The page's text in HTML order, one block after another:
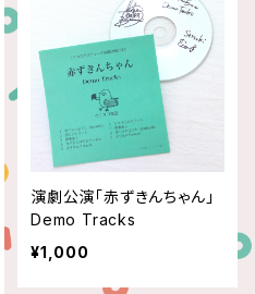
演劇公演「赤ずきんちゃん」
Demo Tracks
¥1,000